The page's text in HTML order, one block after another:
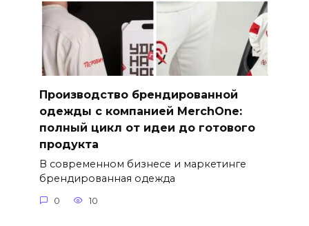
Производство брендированной
одежды с компанией MerchOne:
полный цикл от идеи до готового
продукта
В современном бизнесе и маркетинге
брендированная одежда
0 10